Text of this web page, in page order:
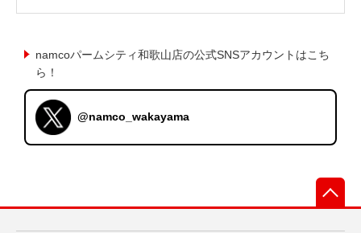
namcoパームシティ和歌山店の公式SNSアカウントはこち
ら！
@namco_wakayama